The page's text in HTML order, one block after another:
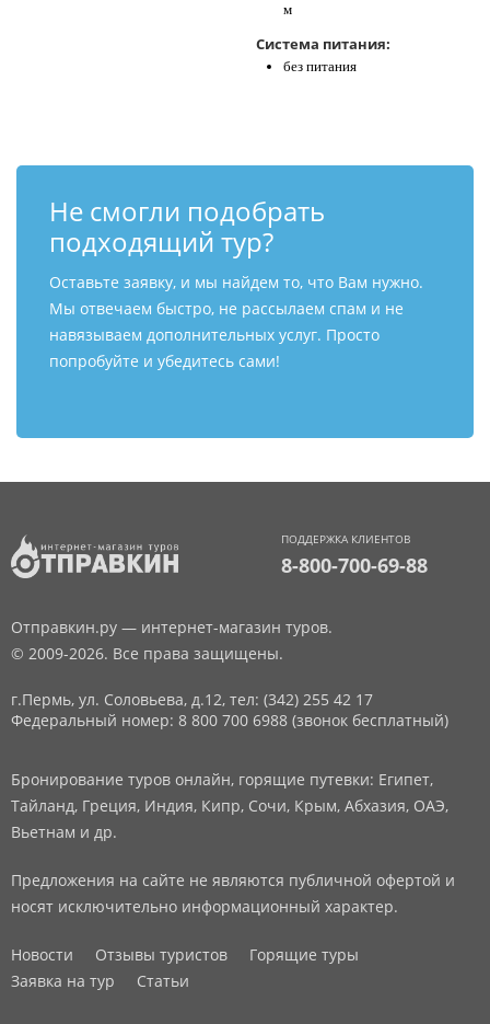
м
Система питания:
без питания
Не смогли подобрать
подходящий тур?
Оставьте заявку, и мы найдем то, что Вам нужно.
Мы отвечаем быстро, не рассылаем спам и не
навязываем дополнительных услуг. Просто
попробуйте и убедитесь сами!
ПОДДЕРЖКА КЛИЕНТОВ
8-800-700-69-88
Отправкин.ру — интернет-магазин туров.
© 2009-2026. Все права защищены.
г.Пермь, ул. Соловьева, д.12, тел: (342) 255 42 17
Федеральный номер: 8 800 700 6988 (звонок бесплатный)
Бронирование туров онлайн, горящие путевки: Египет,
Тайланд, Греция, Индия, Кипр, Сочи, Крым, Абхазия, ОАЭ,
Вьетнам и др.
Предложения на сайте не являются публичной офертой и
носят исключительно информационный характер.
Новости Отзывы туристов
Горящие туры
Заявка на тур
Статьи